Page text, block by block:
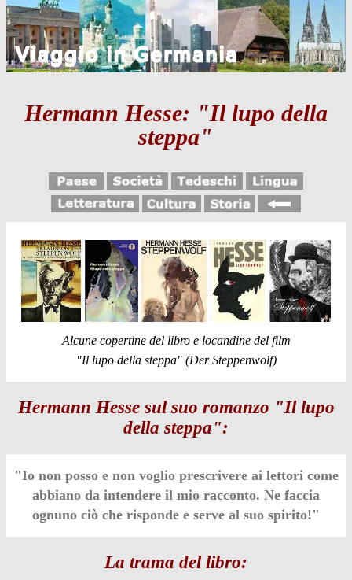
Hermann Hesse: "Il lupo della
steppa"
Alcune copertine del libro e locandine del film
"Il lupo della steppa" (Der Steppenwolf)
Hermann Hesse sul suo romanzo "Il lupo
della steppa":
"Io non posso e non voglio prescrivere ai lettori come
abbiano da intendere il mio racconto. Ne faccia
ognuno ciò che risponde e serve al suo spirito!"
La trama del libro: